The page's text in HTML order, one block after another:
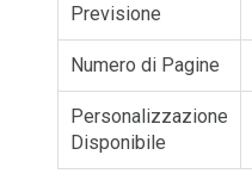
Previsione
Numero di Pagine
Personalizzazione
Disponibile